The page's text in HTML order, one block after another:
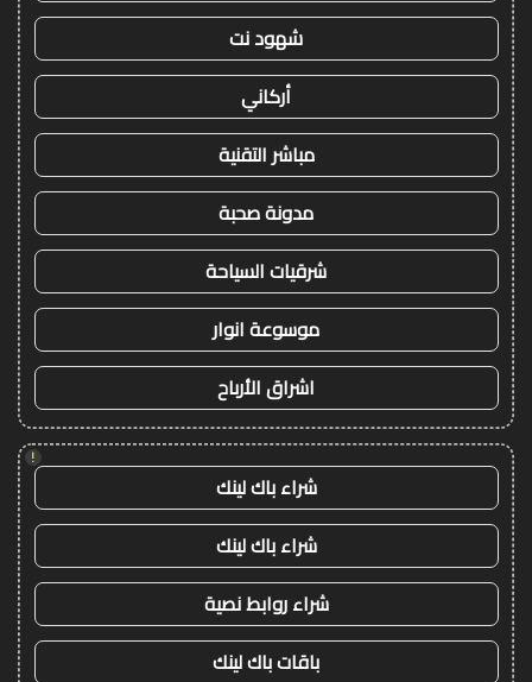
شهود نت
أركاني
مباشر التقنية
مدونة صحبة
شرقيات السياحة
موسوعة انوار
اشراق الأرباح
!
شراء باك لينك
شراء باك لينك
شراء روابط نصية
باقات باك لينك